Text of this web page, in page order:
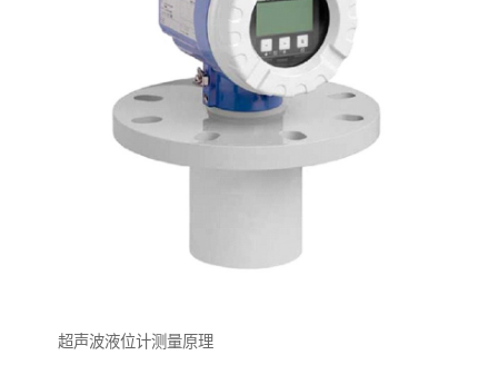
超声波液位计测量原理